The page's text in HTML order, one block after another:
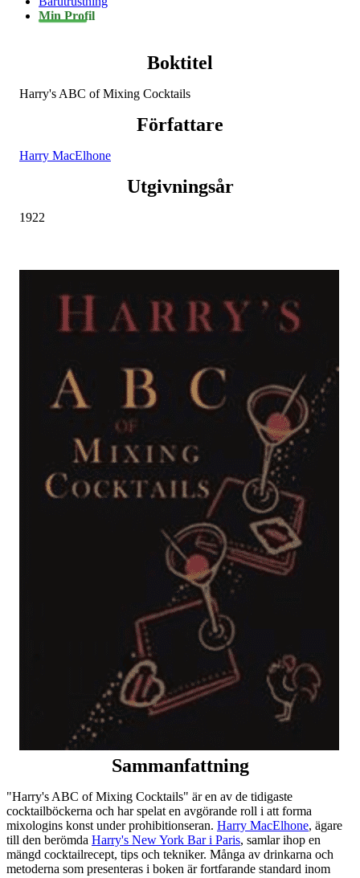
Min Profil
Boktitel
Harry's ABC of Mixing Cocktails
Författare
Harry MacElhone
Utgivningsår
1922
Sammanfattning
"Harry's ABC of Mixing Cocktails" är en av de tidigaste
cocktailböckerna och har spelat en avgörande roll i att forma
mixologins konst under prohibitionseran. Harry MacElhone, ägare
till den berömda Harry's New York Bar i Paris, samlar ihop en
mängd cocktailrecept, tips och tekniker. Många av drinkarna och
metoderna som presenteras i boken är fortfarande standard inom